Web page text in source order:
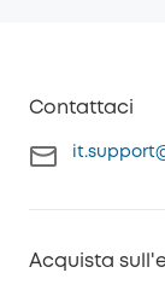
Contattaci
Acquista